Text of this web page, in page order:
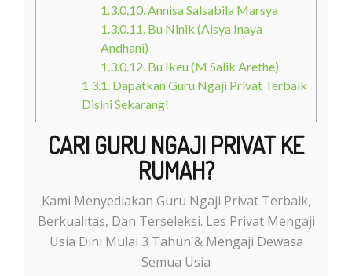
1.3.0.10.Annisa Salsabila Marsya
1.3.0.11. Bu Ninik (Aisya Inaya
Andhani)
1.3.0.12. Bu Ikeu (M Salik Arethe)
1.3.1. Dapatkan Guru Ngaji Privat Terbaik
Disini Sekarang!
CARI GURU NGAJI PRIVAT KE
RUMAH?
Kami Menyediakan Guru Ngaji Privat Terbaik,
Berkualitas, Dan Terseleksi. Les Privat Mengaji
Usia Dini Mulai 3 Tahun & Mengaji Dewasa
Semua Usia